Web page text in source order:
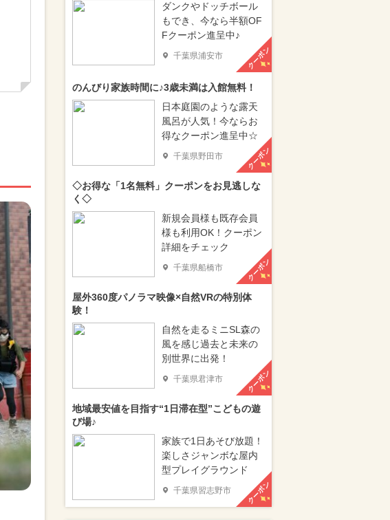
ダンクやドッチボール
もでき、今なら半額OF
Fクーポン進呈中♪
千葉県浦安市 クーポン
のんびり家族時間に♪3歳未満は入館無料！
日本庭園のような露天
風呂が人気！今ならお
得なクーポン進呈中☆
千葉県野田市 クーポン
◇お得な「1名無料」クーポンをお見逃しな
く◇
新規会員様も既存会員
様も利用OK！クーポン
詳細をチェック
千葉県船橋市 クーポン
屋外360度パノラマ映像×自然VRの特別体
験！
自然を走るミニSL森の
風を感じ過去と未来の
別世界に出発！
千葉県君津市 クーポン
地域最安値を目指す“1日滞在型”こどもの遊
び場♪
家族で1日あそび放題！
楽しさジャンボな屋内
型プレイグラウンド
千葉県習志野市 クーポン